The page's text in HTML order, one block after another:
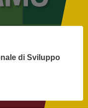
di Sviluppo